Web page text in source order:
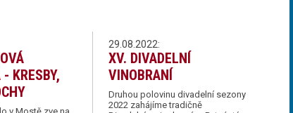
KRESBY,
29.08.2022:
XV. DIVADELNÍ
VINOBRANÍ
Druhou polovinu divadelní sezony
2022 zahájíme tradičně